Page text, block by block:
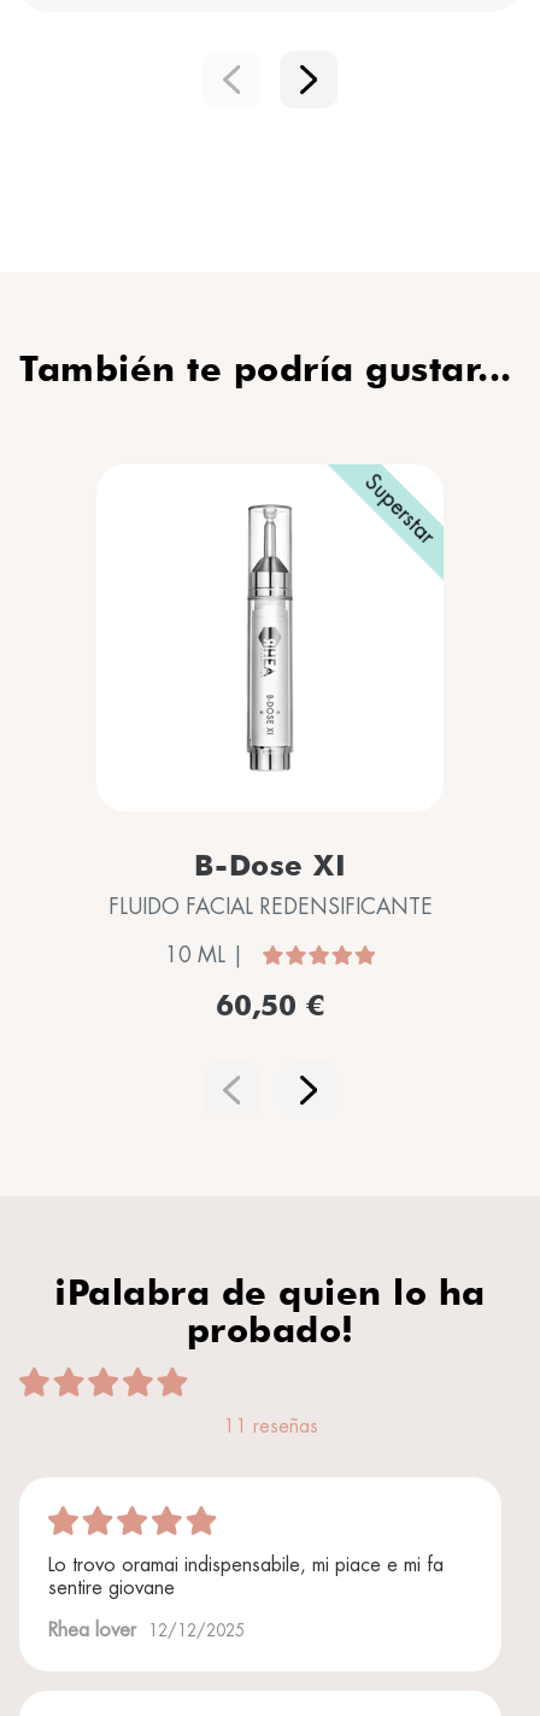
También te podría gustar...
Superstar
B-Dose XI
FLUIDO FACIAL REDENSIFICANTE
10 ML |
60,50 €
¡Palabra de quien lo ha
probado!
11 reseñas
Lo trovo oramai indispensabile, mi piace e mi fa
sentire giovane
Rhea lover 12/12/2025